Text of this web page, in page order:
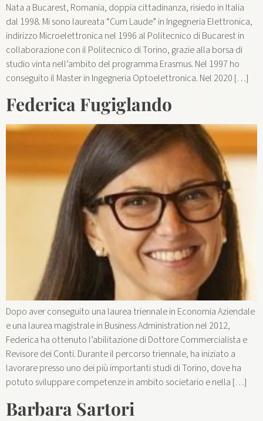
Nata a Bucarest, Romania, doppia cittadinanza, risiedo in Italia
dal 1998. Mi sono laureata “Cum Laude” in Ingegneria Elettronica,
indirizzo Microelettronica nel 1996 al Politecnico di Bucarest in
collaborazione con il Politecnico di Torino, grazie alla borsa di
studio vinta nell’ambito del programma Erasmus. Nel 1997 ho
conseguito il Master in Ingegneria Optoelettronica. Nel 2020 […]
Federica Fugiglando
Dopo aver conseguito una laurea triennale in Economia Aziendale
e una laurea magistrale in Business Administration nel 2012,
Federica ha ottenuto l’abilitazione di Dottore Commercialista e
Revisore dei Conti. Durante il percorso triennale, ha iniziato a
lavorare presso uno dei più importanti studi di Torino, dove ha
potuto sviluppare competenze in ambito societario e nella […]
Barbara Sartori